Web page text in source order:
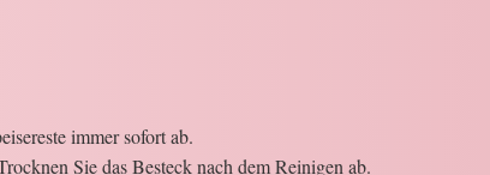
immer sofort ab.
Sie das Besteck nach dem Reinigen ab.